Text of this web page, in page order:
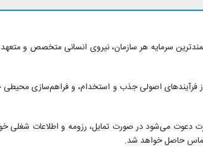
سرمایه هر سازمان، نیروی انسانی متخصص و
فرآیندهای اصولی جذب و استخدام، و فراهم‌سازی محیطی
دعوت می‌شود در صورت تمایل، رزومه و اطلاعات شغلی
تماس حاصل خواهد شد.